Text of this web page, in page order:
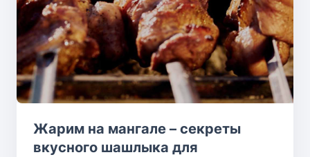
Жарим на мангале – секреты
вкусного шашлыка для